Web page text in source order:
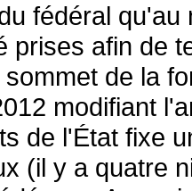
fédéral
prises afin de
de la
modifiant
de l'État fixe
(il y a quatre